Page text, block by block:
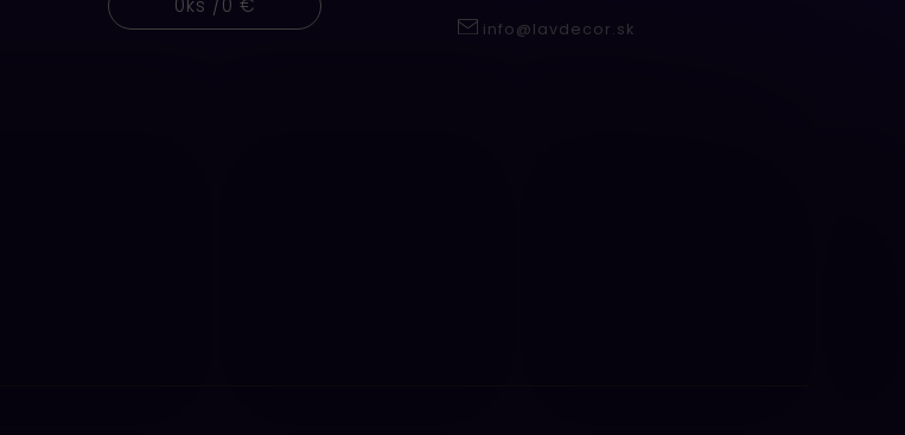
0ks /0 €
info@lavdecor.sk